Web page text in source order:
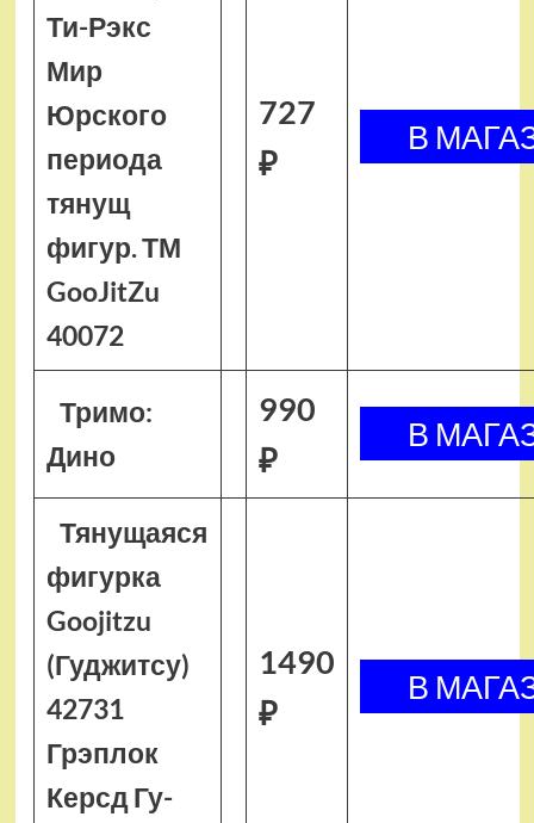
Ти-Рэкс
Мир
Юрского
периода
тянущ
фигур. ТМ
GooJitZu
40072
727
₽
Тримо:
Дино
990
₽
Тянущаяся
фигурка
Goojitzu
(Гуджитсу)
42731
Грэплок
Керсд Гу-
1490
₽